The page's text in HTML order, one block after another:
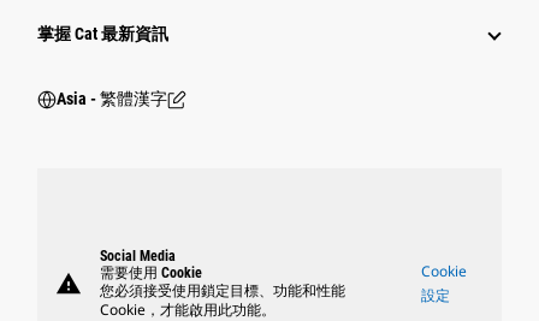
掌握 Cat 最新資訊
Asia - 繁體漢字
warning
Social Media
需要使用 Cookie
您必須接受使用鎖定目標、功能和性能
Cookie，才能啟用此功能。
Cookie
設定